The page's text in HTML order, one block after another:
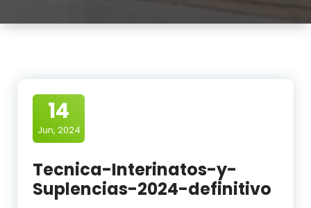
14
Jun, 2024
Tecnica-Interinatos-y-
Suplencias-2024-definitivo